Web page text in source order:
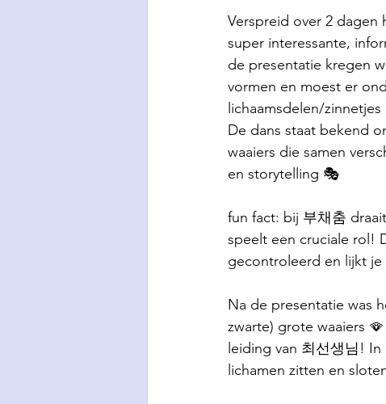
Verspreid over 2 dagen
super interessante,
de presentatie kregen
vormen en moest er
lichaamsdelen/
De dans staat bekend
waaiers die samen
en storytelling 🎭
fun fact: bij 부채춤
speelt een cruciale rol!
gecontroleerd en lijkt je
Na de presentatie was
zwarte) grote waaiers
leiding van 최선생님!
lichamen zitten en